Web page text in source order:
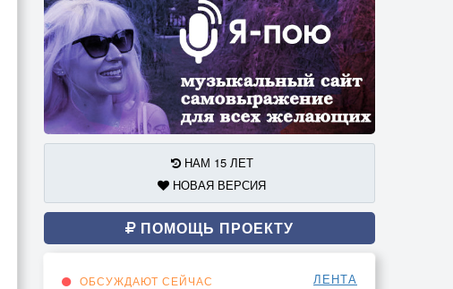
НАМ 15 ЛЕТ
НОВАЯ ВЕРСИЯ
ПОМОЩЬ ПРОЕКТУ
ОБСУЖДАЮТ СЕЙЧАС ЛЕНТА